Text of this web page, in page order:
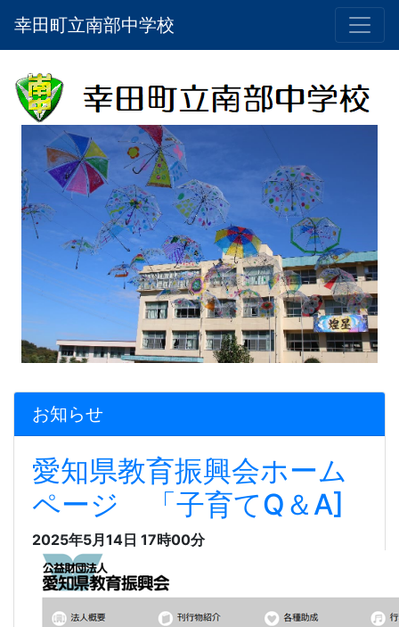
幸田町立南部中学校
お知らせ
愛知県教育振興会ホーム
ページ 「子育てQ＆A]
2025年5月14日 17時00分